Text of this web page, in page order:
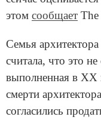
этом сообщает The
Семья
считала, что это
выполненная в XX
смерти
согласились